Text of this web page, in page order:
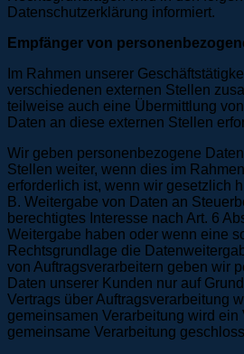
Datenschutzerklärung informiert.
Empfänger von
Im Rahmen unserer
verschiedenen externen Stellen
teilweise auch eine Übermittlung
Daten an diese externen Stellen
Wir geben personenbezogene
Stellen weiter, wenn dies im
erforderlich ist, wenn wir gesetzlich
B. Weitergabe von Daten an
berechtigtes Interesse nach Art. 6
Weitergabe haben oder wenn eine
Rechtsgrundlage die
von Auftragsverarbeitern geben wir
Daten unserer Kunden nur auf
Vertrags über Auftragsverarbeitung
gemeinsamen Verarbeitung wird ein
gemeinsame Verarbeitung